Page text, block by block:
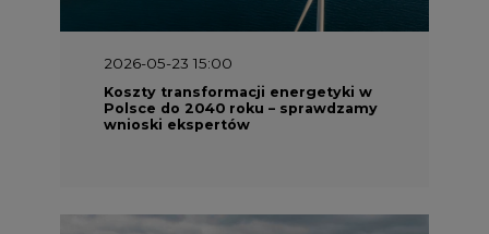
2026-05-23 15:00
Koszty transformacji energetyki w
Polsce do 2040 roku – sprawdzamy
wnioski ekspertów